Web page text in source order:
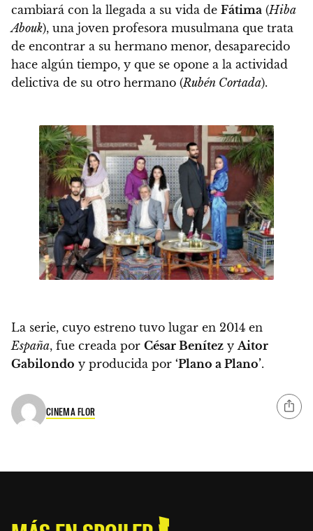
cambiará con la llegada a su vida de Fátima (Hiba
Abouk), una joven profesora musulmana que trata
de encontrar a su hermano menor, desaparecido
hace algún tiempo, y que se opone a la actividad
delictiva de su otro hermano (Rubén Cortada).
La serie, cuyo estreno tuvo lugar en 2014 en
España, fue creada por César Benítez y Aitor
Gabilondo y producida por ‘Plano a Plano’.
CINEMA FLOR